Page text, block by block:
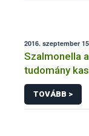
2016. szeptember
Szalmonella
tudomány
lépfene
TOVÁBB >